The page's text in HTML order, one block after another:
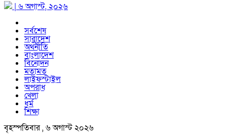
| ৬ অগাস্ট, ২০২৬
সর্বশেষ
সারাদেশ
অর্থনীতি
বাংলাদেশ
বিনোদন
মতামত
লাইফস্টাইল
অপরাধ
খেলা
ধর্ম
শিক্ষা
বৃহস্পতিবার , ৬ অগাস্ট ২০২৬